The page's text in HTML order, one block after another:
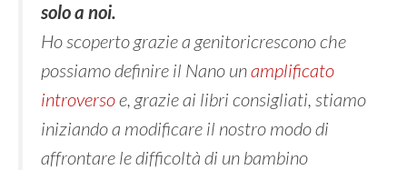
solo a noi.
Ho scoperto grazie a genitoricrescono che
possiamo definire il Nano unamplificato
introversoe, grazie ai libri consigliati, stiamo
iniziando a modificare il nostro modo di
affrontare le difficoltà di un bambino